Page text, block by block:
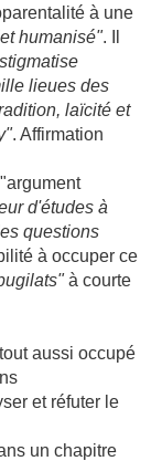
à une
humanisé". Il
lieues des
laïcité et
. Affirmation
d'études à
questions
à occuper ce
à courte
aussi occupé
et réfuter le
un chapitre